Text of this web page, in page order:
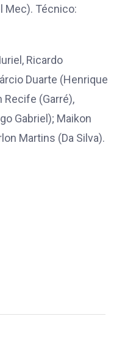
Mec). Técnico:
Ricardo
Duarte (Henrique
Recife (Garré),
Gabriel); Maikon
Martins (Da Silva).